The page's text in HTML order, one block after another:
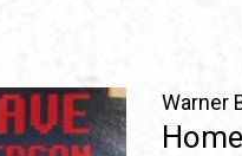
Warner